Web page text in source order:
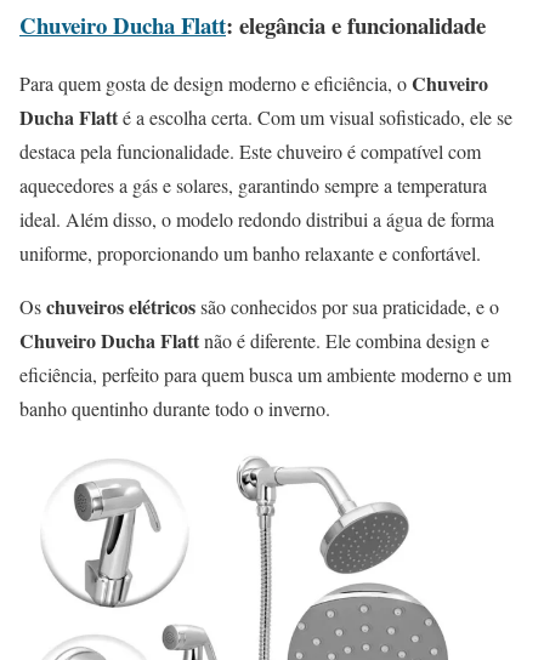
Chuveiro Ducha Flatt: elegância e funcionalidade
Para quem gosta de design moderno e eficiência, oChuveiro
Ducha Flatté a escolha certa. Com um visual sofisticado, ele se
destaca pela funcionalidade. Este chuveiro é compatível com
aquecedores a gás e solares, garantindo sempre a temperatura
ideal. Além disso, o modelo redondo distribui a água de forma
uniforme, proporcionando um banho relaxante e confortável.
Oschuveiros elétricossão conhecidos por sua praticidade, e o
Chuveiro Ducha Flattnão é diferente. Ele combina design e
eficiência, perfeito para quem busca um ambiente moderno e um
banho quentinho durante todo o inverno.